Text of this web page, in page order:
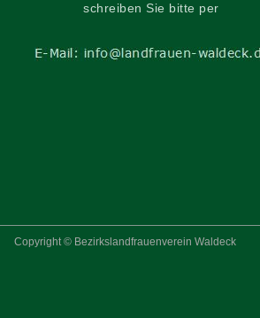
schreiben Sie bitte per
Copyright © Bezirkslandfrauenverein Waldeck